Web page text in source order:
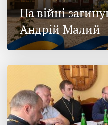
На війні
Андрій Малий